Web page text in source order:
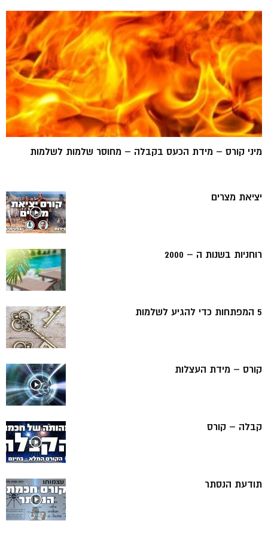
מיני קורס – מידת הכעס בקבלה – מחוסר שלמות לשלמות
יציאת מצרים
רוחניות בשנות ה – 2000
5 המפתחות כדי להגיע לשלמות
קורס – מידת העצלות
קבלה – קורס
תודעת הנסתר